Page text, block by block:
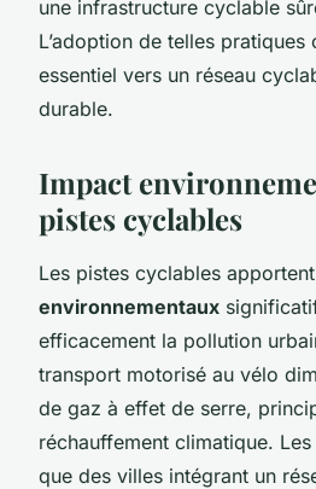
une infrastructure cyclable
L’adoption de telles pratiques
essentiel vers un réseau
durable.
Impact
pistes cyclables
Les pistes cyclables
environnementaux
efficacement la pollution
transport motorisé au vélo
de gaz à effet de serre,
réchauffement climatique.
que des villes intégrant un